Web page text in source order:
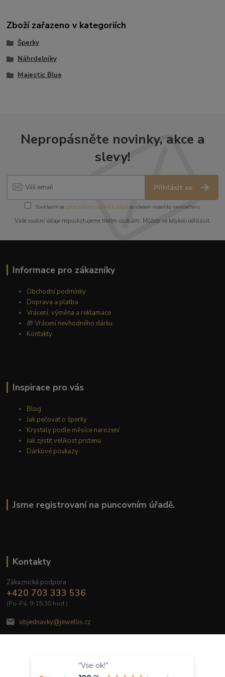
Zboží zařazeno v kategoriích
Šperky
Náhrdelníky
Majestic Blue
Nepropásněte novinky, akce a
slevy!
Přihlásit se
Souhlasím se zpracováním osobních údajůza účelem rozesílky newsletteru.
Vaše osobní údaje neposkytujeme třetím osobám. Můžete se kdykoli odhlásit.
Informace pro zákazníky
Obchodní podmínky
Doprava a platba
Vrácení, výměna a reklamace
🎁Vrácení nevhodného dárku
Kontakty
Inspirace pro vás
Blog
Jak pečovat o šperky
Krystaly podle měsíce narození
Jak zjistit velikost prstenu
Dárkové poukazy
Jsme registrovaní na puncovním úřadě.
Kontakty
Zákaznická podpora
+420 703 333 536
(Po-Pá, 9-15:30 hod.)
objednavky@jewellis.cz
Nastavení
“Vse ok!”